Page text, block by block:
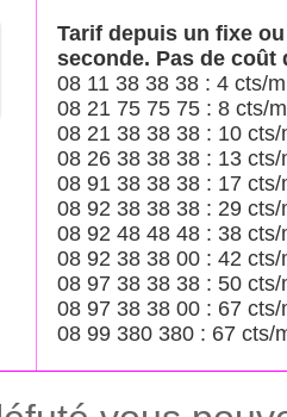
Tarif depuis un fixe
seconde. Pas de coût
08 11 38 38 38 : 4 cts/
08 21 75 75 75 : 8 cts/
08 21 38 38 38 : 10 cts/
08 26 38 38 38 : 13 cts/
08 91 38 38 38 : 17 cts/
08 92 38 38 38 : 29 cts/
08 92 48 48 48 : 38 cts/
08 92 38 38 00 : 42 cts/
08 97 38 38 38 : 50 cts/
08 97 38 38 00 : 67 cts/
08 99 380 380 : 67 cts/